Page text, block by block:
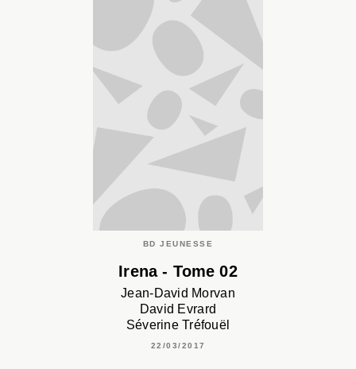
BD JEUNESSE
Irena - Tome 02
Jean-David Morvan
David Evrard
Séverine Tréfouël
22/03/2017